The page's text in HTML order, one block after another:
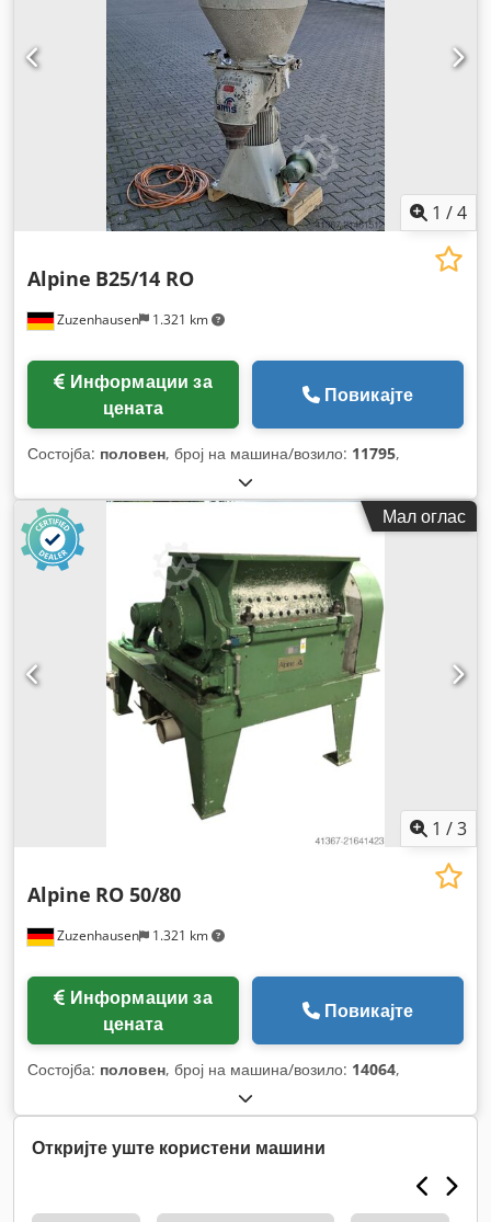
1 /4
Zuzenhausen 1.321 km
Alpine B25/14 RO
цената
Повикајте
Состојба: половен, број на машина/возило: 11795,
Мал оглас
1 /3
Zuzenhausen 1.321 km
Alpine RO 50/80
цената
Повикајте
Состојба: половен, број на машина/возило: 14064,
Откријте уште користени машини